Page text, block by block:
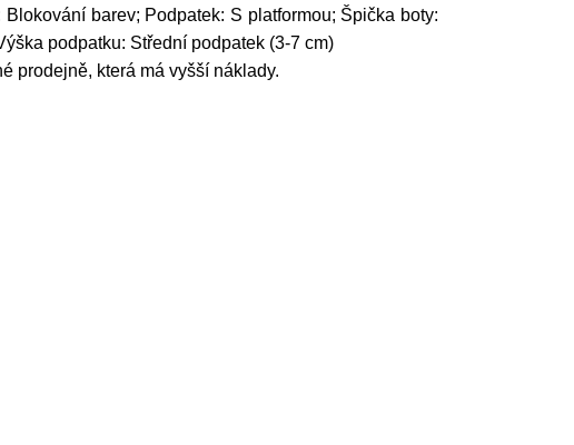
barev; Podpatek: S platformou; Špička boty:
podpatku: Střední podpatek (3-7 cm)
prodejně, která má vyšší náklady.